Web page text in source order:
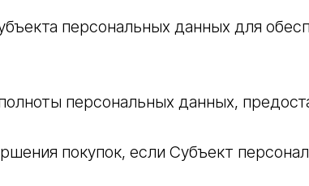
персональных данных для
персональных данных,
покупок, если Субъект